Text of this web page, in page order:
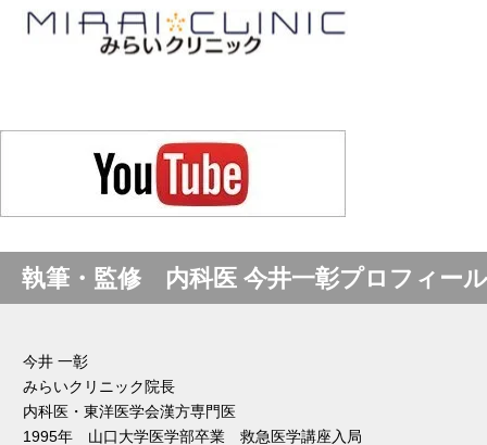
執筆・監修 内科医 今井一彰プロフィール
今井 一彰
みらいクリニック院長
内科医・東洋医学会漢方専門医
1995年 山口大学医学部卒業 救急医学講座入局